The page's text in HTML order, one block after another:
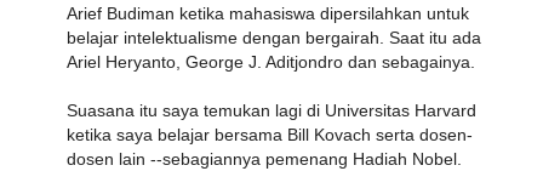
Arief Budiman ketika mahasiswa dipersilahkan untuk
belajar intelektualisme dengan bergairah. Saat itu ada
Ariel Heryanto, George J. Aditjondro dan sebagainya.
Suasana itu saya temukan lagi di Universitas Harvard
ketika saya belajar bersama Bill Kovach serta dosen-
dosen lain --sebagiannya pemenang Hadiah Nobel.